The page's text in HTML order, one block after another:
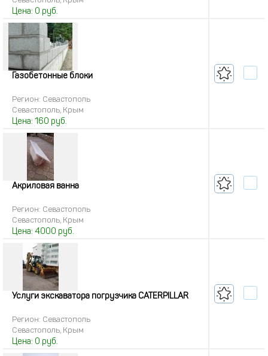
Цена: 0 руб.
Газобетонные блоки
Регион: Севастополь
Севастополь, Крым
Цена: 160 руб.
Акриловая ванна
Регион: Севастополь
Севастополь, Крым
Цена: 4000 руб.
Услуги экскаватора погрузчика CATERPILLAR
Регион: Севастополь
Севастополь, Крым
Цена: 0 руб.